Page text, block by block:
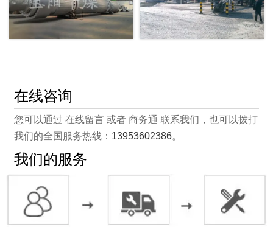
在线咨询
您可以通过 在线留言 或者 商务通 联系我们，也可以拨打
我们的全国服务热线： 13953602386。
我们的服务